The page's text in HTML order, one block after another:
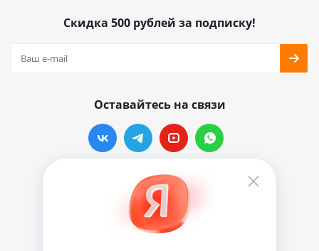
Скидка 500 рублей за подписку!
Оставайтесь на связи
Наши контакты
info@vinylmarkt.ru